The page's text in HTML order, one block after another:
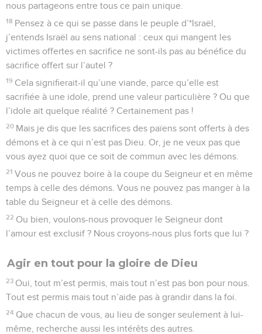
nous partageons entre tous ce pain unique.
18 Pensez à ce qui se passe dans le peuple d’*Israël,
j’entends Israël au sens national : ceux qui mangent les
victimes offertes en sacrifice ne sont-ils pas au bénéfice du
sacrifice offert sur l’autel ?
19 Cela signifierait-il qu’une viande, parce qu’elle est
sacrifiée à une idole, prend une valeur particulière ? Ou que
l’idole ait quelque réalité ? Certainement pas !
20 Mais je dis que les sacrifices des païens sont offerts à des
démons et à ce qui n’est pas Dieu. Or, je ne veux pas que
vous ayez quoi que ce soit de commun avec les démons.
21 Vous ne pouvez boire à la coupe du Seigneur et en même
temps à celle des démons. Vous ne pouvez pas manger à la
table du Seigneur et à celle des démons.
22 Ou bien, voulons-nous provoquer le Seigneur dont
l’amour est exclusif ? Nous croyons-nous plus forts que lui ?
Agir en tout pour la gloire de Dieu
23 Oui, tout m’est permis, mais tout n’est pas bon pour nous.
Tout est permis mais tout n’aide pas à grandir dans la foi.
24 Que chacun de vous, au lieu de songer seulement à lui-
même, recherche aussi les intérêts des autres.